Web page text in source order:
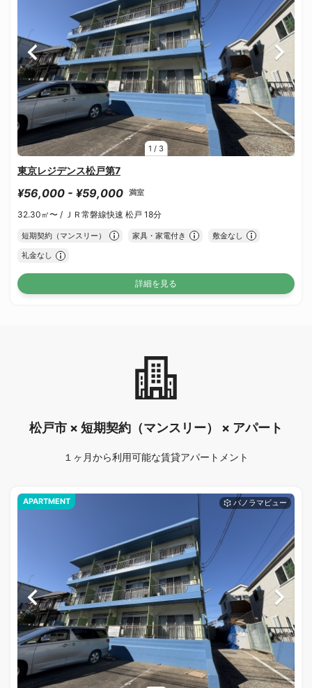
1 / 3
東京レジデンス松戸第7
¥56,000 - ¥59,000 満室
32.30㎡〜 / ＪＲ常磐線快速 松戸 18分
短期契約（マンスリー） 家具・家電付き 敷金なし
礼金なし
詳細を見る
松戸市 × 短期契約（マンスリー） × アパート
１ヶ月から利用可能な賃貸アパートメント
APARTMENT